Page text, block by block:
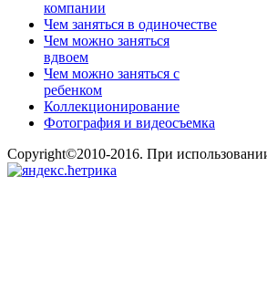
компании
Чем заняться в одиночестве
Чем можно заняться
вдвоем
Чем можно заняться с
ребенком
Коллекционирование
Фотография и видеосъемка
Copyright©2010-2016. При